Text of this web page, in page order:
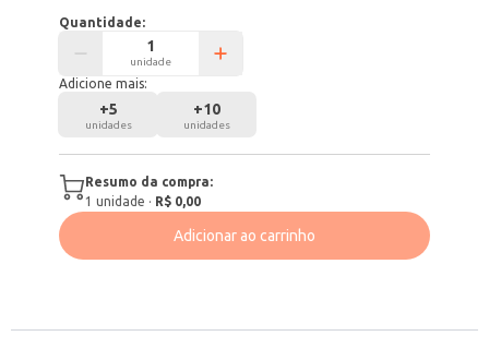
Quantidade:
unidade
Adicione mais:
+5
unidades
+10
unidades
Resumo da compra:
1 unidade · R$ 0,00
Adicionar ao carrinho